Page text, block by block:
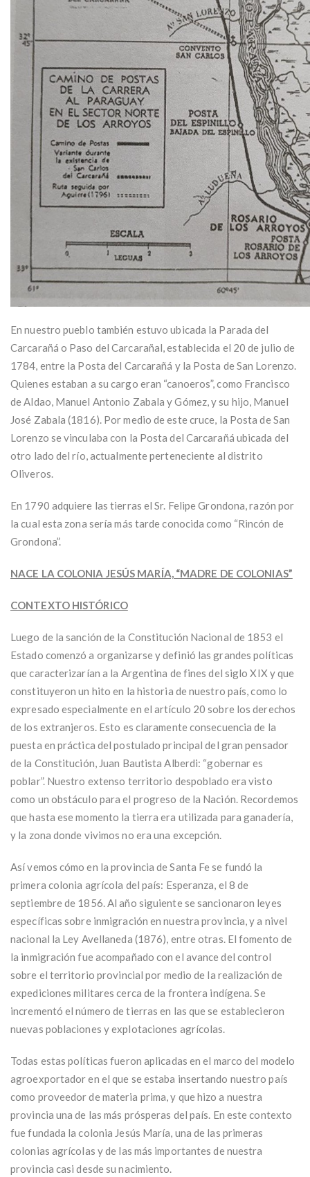
En nuestro pueblo también estuvo ubicada la Parada del
Carcarañá o Paso del Carcarañal, establecida el 20 de julio de
1784, entre la Posta del Carcarañá y la Posta de San Lorenzo.
Quienes estaban a su cargo eran “canoeros”, como Francisco
de Aldao, Manuel Antonio Zabala y Gómez, y su hijo, Manuel
José Zabala (1816). Por medio de este cruce, la Posta de San
Lorenzo se vinculaba con la Posta del Carcarañá ubicada del
otro lado del río, actualmente perteneciente al distrito
Oliveros.
En 1790 adquiere las tierras el Sr. Felipe Grondona, razón por
la cual esta zona sería más tarde conocida como “Rincón de
Grondona”.
NACE LA COLONIA JESÚS MARÍA, “MADRE DE COLONIAS”
CONTEXTO HISTÓRICO
Luego de la sanción de la Constitución Nacional de 1853 el
Estado comenzó a organizarse y definió las grandes políticas
que caracterizarían a la Argentina de fines del siglo XIX y que
constituyeron un hito en la historia de nuestro país, como lo
expresado especialmente en el artículo 20 sobre los derechos
de los extranjeros. Esto es claramente consecuencia de la
puesta en práctica del postulado principal del gran pensador
de la Constitución, Juan Bautista Alberdi: “gobernar es
poblar”. Nuestro extenso territorio despoblado era visto
como un obstáculo para el progreso de la Nación. Recordemos
que hasta ese momento la tierra era utilizada para ganadería,
y la zona donde vivimos no era una excepción.
Así vemos cómo en la provincia de Santa Fe se fundó la
primera colonia agrícola del país: Esperanza, el 8 de
septiembre de 1856. Al año siguiente se sancionaron leyes
específicas sobre inmigración en nuestra provincia, y a nivel
nacional la Ley Avellaneda (1876), entre otras. El fomento de
la inmigración fue acompañado con el avance del control
sobre el territorio provincial por medio de la realización de
expediciones militares cerca de la frontera indígena. Se
incrementó el número de tierras en las que se establecieron
nuevas poblaciones y explotaciones agrícolas.
Todas estas políticas fueron aplicadas en el marco del modelo
agroexportador en el que se estaba insertando nuestro país
como proveedor de materia prima, y que hizo a nuestra
provincia una de las más prósperas del país. En este contexto
fue fundada la colonia Jesús María, una de las primeras
colonias agrícolas y de las más importantes de nuestra
provincia casi desde su nacimiento.